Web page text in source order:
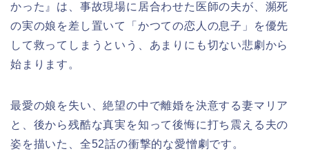
かった』は、事故現場に居合わせた医師の夫が、瀕死
の実の娘を差し置いて「かつての恋人の息子」を優先
して救ってしまうという、あまりにも切ない悲劇から
始まります。
最愛の娘を失い、絶望の中で離婚を決意する妻マリア
と、後から残酷な真実を知って後悔に打ち震える夫の
姿を描いた、全52話の衝撃的な愛憎劇です。